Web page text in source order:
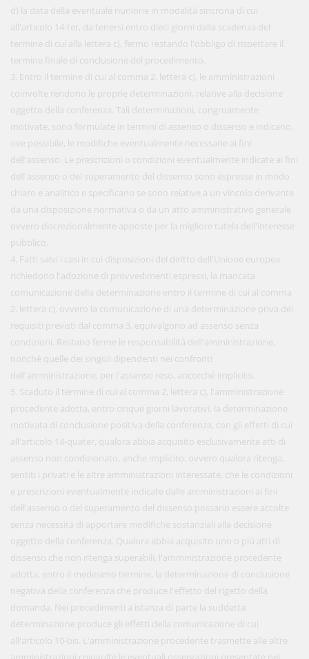
d) la data della eventuale riunione in modalità sincrona di cui
all'articolo 14-ter, da tenersi entro dieci giorni dalla scadenza del
termine di cui alla lettera c), fermo restando l'obbligo di rispettare il
termine finale di conclusione del procedimento.
3. Entro il termine di cui al comma 2, lettera c), le amministrazioni
coinvolte rendono le proprie determinazioni, relative alla decisione
oggetto della conferenza. Tali determinazioni, congruamente
motivate, sono formulate in termini di assenso o dissenso e indicano,
ove possibile, le modifiche eventualmente necessarie ai fini
dell'assenso. Le prescrizioni o condizioni eventualmente indicate ai fini
dell'assenso o del superamento del dissenso sono espresse in modo
chiaro e analitico e specificano se sono relative a un vincolo derivante
da una disposizione normativa o da un atto amministrativo generale
ovvero discrezionalmente apposte per la migliore tutela dell'interesse
pubblico.
4. Fatti salvi i casi in cui disposizioni del diritto dell'Unione europea
richiedono l'adozione di provvedimenti espressi, la mancata
comunicazione della determinazione entro il termine di cui al comma
2, lettera c), ovvero la comunicazione di una determinazione priva dei
requisiti previsti dal comma 3, equivalgono ad assenso senza
condizioni. Restano ferme le responsabilità dell'amministrazione,
nonché quelle dei singoli dipendenti nei confronti
dell'amministrazione, per l'assenso reso, ancorché implicito.
5. Scaduto il termine di cui al comma 2, lettera c), l'amministrazione
procedente adotta, entro cinque giorni lavorativi, la determinazione
motivata di conclusione positiva della conferenza, con gli effetti di cui
all'articolo 14-quater, qualora abbia acquisito esclusivamente atti di
assenso non condizionato, anche implicito, ovvero qualora ritenga,
sentiti i privati e le altre amministrazioni interessate, che le condizioni
e prescrizioni eventualmente indicate dalle amministrazioni ai fini
dell'assenso o del superamento del dissenso possano essere accolte
senza necessità di apportare modifiche sostanziali alla decisione
oggetto della conferenza. Qualora abbia acquisito uno o più atti di
dissenso che non ritenga superabili, l'amministrazione procedente
adotta, entro il medesimo termine, la determinazione di conclusione
negativa della conferenza che produce l'effetto del rigetto della
domanda. Nei procedimenti a istanza di parte la suddetta
determinazione produce gli effetti della comunicazione di cui
all'articolo 10-bis. L'amministrazione procedente trasmette alle altre